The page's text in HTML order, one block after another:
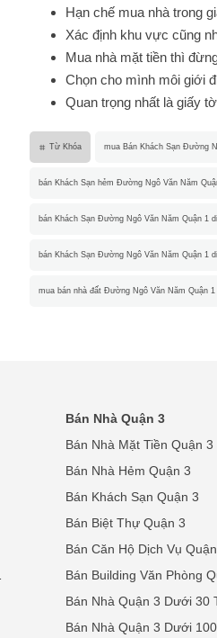
Hạn chế mua nhà trong
Xác định khu vực cũng
Mua nhà mặt tiền thì
Chọn cho mình môi giới
Quan trọng nhất là giấy
Từ Khóa mua Bán Khách Sạn Đường
bán Khách Sạn hẻm Đường Ngô Văn Năm
bán Khách Sạn Đường Ngô Văn Năm Quận 1
bán Khách Sạn Đường Ngô Văn Năm Quận 1
mua bán nhà đất Đường Ngô Văn Năm Quận 1
Bán Nhà Quận 3
Bán Nhà Mặt Tiền Quận 3
Bán Nhà Hẻm Quận 3
Bán Khách Sạn Quận 3
Bán Biệt Thự Quận 3
Bán Căn Hộ Dịch Vụ
Bán Building Văn Phòng
Bán Nhà Quận 3 Dưới 30
Bán Nhà Quận 3 Dưới